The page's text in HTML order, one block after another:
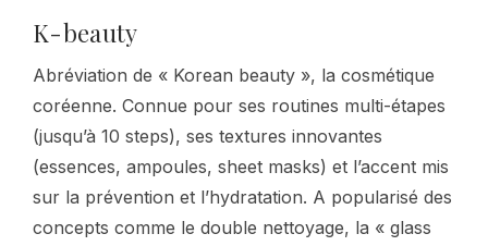
K-beauty
Abréviation de « Korean beauty », la cosmétique
coréenne. Connue pour ses routines multi-étapes
(jusqu’à 10 steps), ses textures innovantes
(essences, ampoules, sheet masks) et l’accent mis
sur la prévention et l’hydratation. A popularisé des
concepts comme le double nettoyage, la « glass